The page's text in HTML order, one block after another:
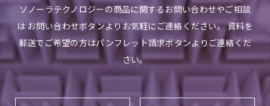
ソノーラテクノロジーの商品に関するお問い合わせやご相談
は お問い合わせボタンよりお気軽にご連絡ください。 資料を
郵送でご希望の方はパンフレット請求ボタンよりご連絡くだ
さい。